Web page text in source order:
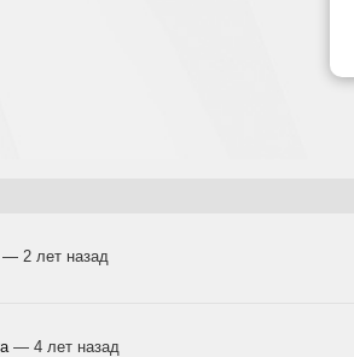
— 2 лет назад
— 4 лет назад